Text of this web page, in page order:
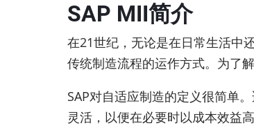
SAP MII简介
在21世纪，无论是在日常生活中
传统制造流程的运作方式。为了
SAP对自适应制造的定义很简单
灵活，以便在必要时以成本效益